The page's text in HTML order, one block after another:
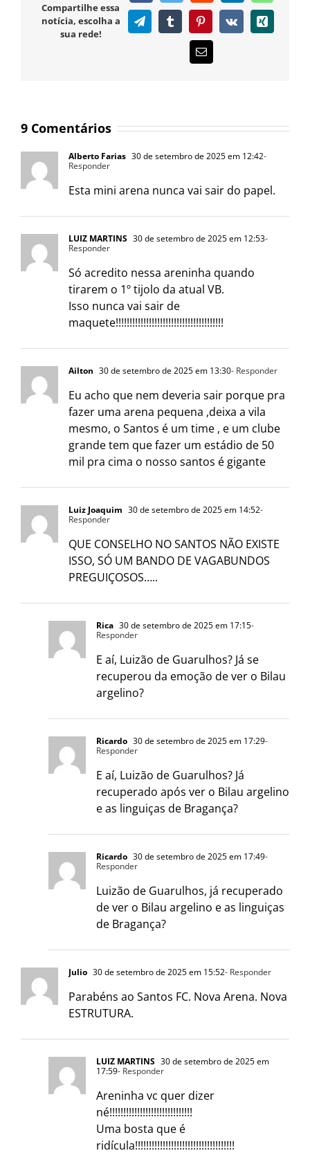
Compartilhe essa
notícia, escolha a
sua rede!
TelegramTumblr PinterestVk Xing
E-
mail
9 Comentários
Alberto Farias 30 de setembro de 2025 em 12:42-
Responder
Esta mini arena nunca vai sair do papel.
LUIZ MARTINS 30 de setembro de 2025 em 12:53-
Responder
Só acredito nessa areninha quando
tirarem o 1º tijolo da atual VB.
Isso nunca vai sair de
maquete!!!!!!!!!!!!!!!!!!!!!!!!!!!!!!!!!!!!!!!
Ailton 30 de setembro de 2025 em 13:30- Responder
Eu acho que nem deveria sair porque pra
fazer uma arena pequena ,deixa a vila
mesmo, o Santos é um time , e um clube
grande tem que fazer um estádio de 50
mil pra cima o nosso santos é gigante
Luiz Joaquim 30 de setembro de 2025 em 14:52-
Responder
QUE CONSELHO NO SANTOS NÃO EXISTE
ISSO, SÓ UM BANDO DE VAGABUNDOS
PREGUIÇOSOS…..
Rica 30 de setembro de 2025 em 17:15-
Responder
E aí, Luizão de Guarulhos? Já se
recuperou da emoção de ver o Bilau
argelino?
Ricardo 30 de setembro de 2025 em 17:29-
Responder
E aí, Luizão de Guarulhos? Já
recuperado após ver o Bilau argelino
e as linguiças de Bragança?
Ricardo 30 de setembro de 2025 em 17:49-
Responder
Luizão de Guarulhos, já recuperado
de ver o Bilau argelino e as linguiças
de Bragança?
Julio 30 de setembro de 2025 em 15:52- Responder
Parabéns ao Santos FC. Nova Arena. Nova
ESTRUTURA.
LUIZ MARTINS 30 de setembro de 2025 em
17:59- Responder
Areninha vc quer dizer
né!!!!!!!!!!!!!!!!!!!!!!!!!!!!!!
Uma bosta que é
ridícula!!!!!!!!!!!!!!!!!!!!!!!!!!!!!!!!!!!!